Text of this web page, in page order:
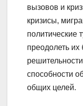
вызовов и
кризисы,
политические
преодолеть их
способности
общих целей.